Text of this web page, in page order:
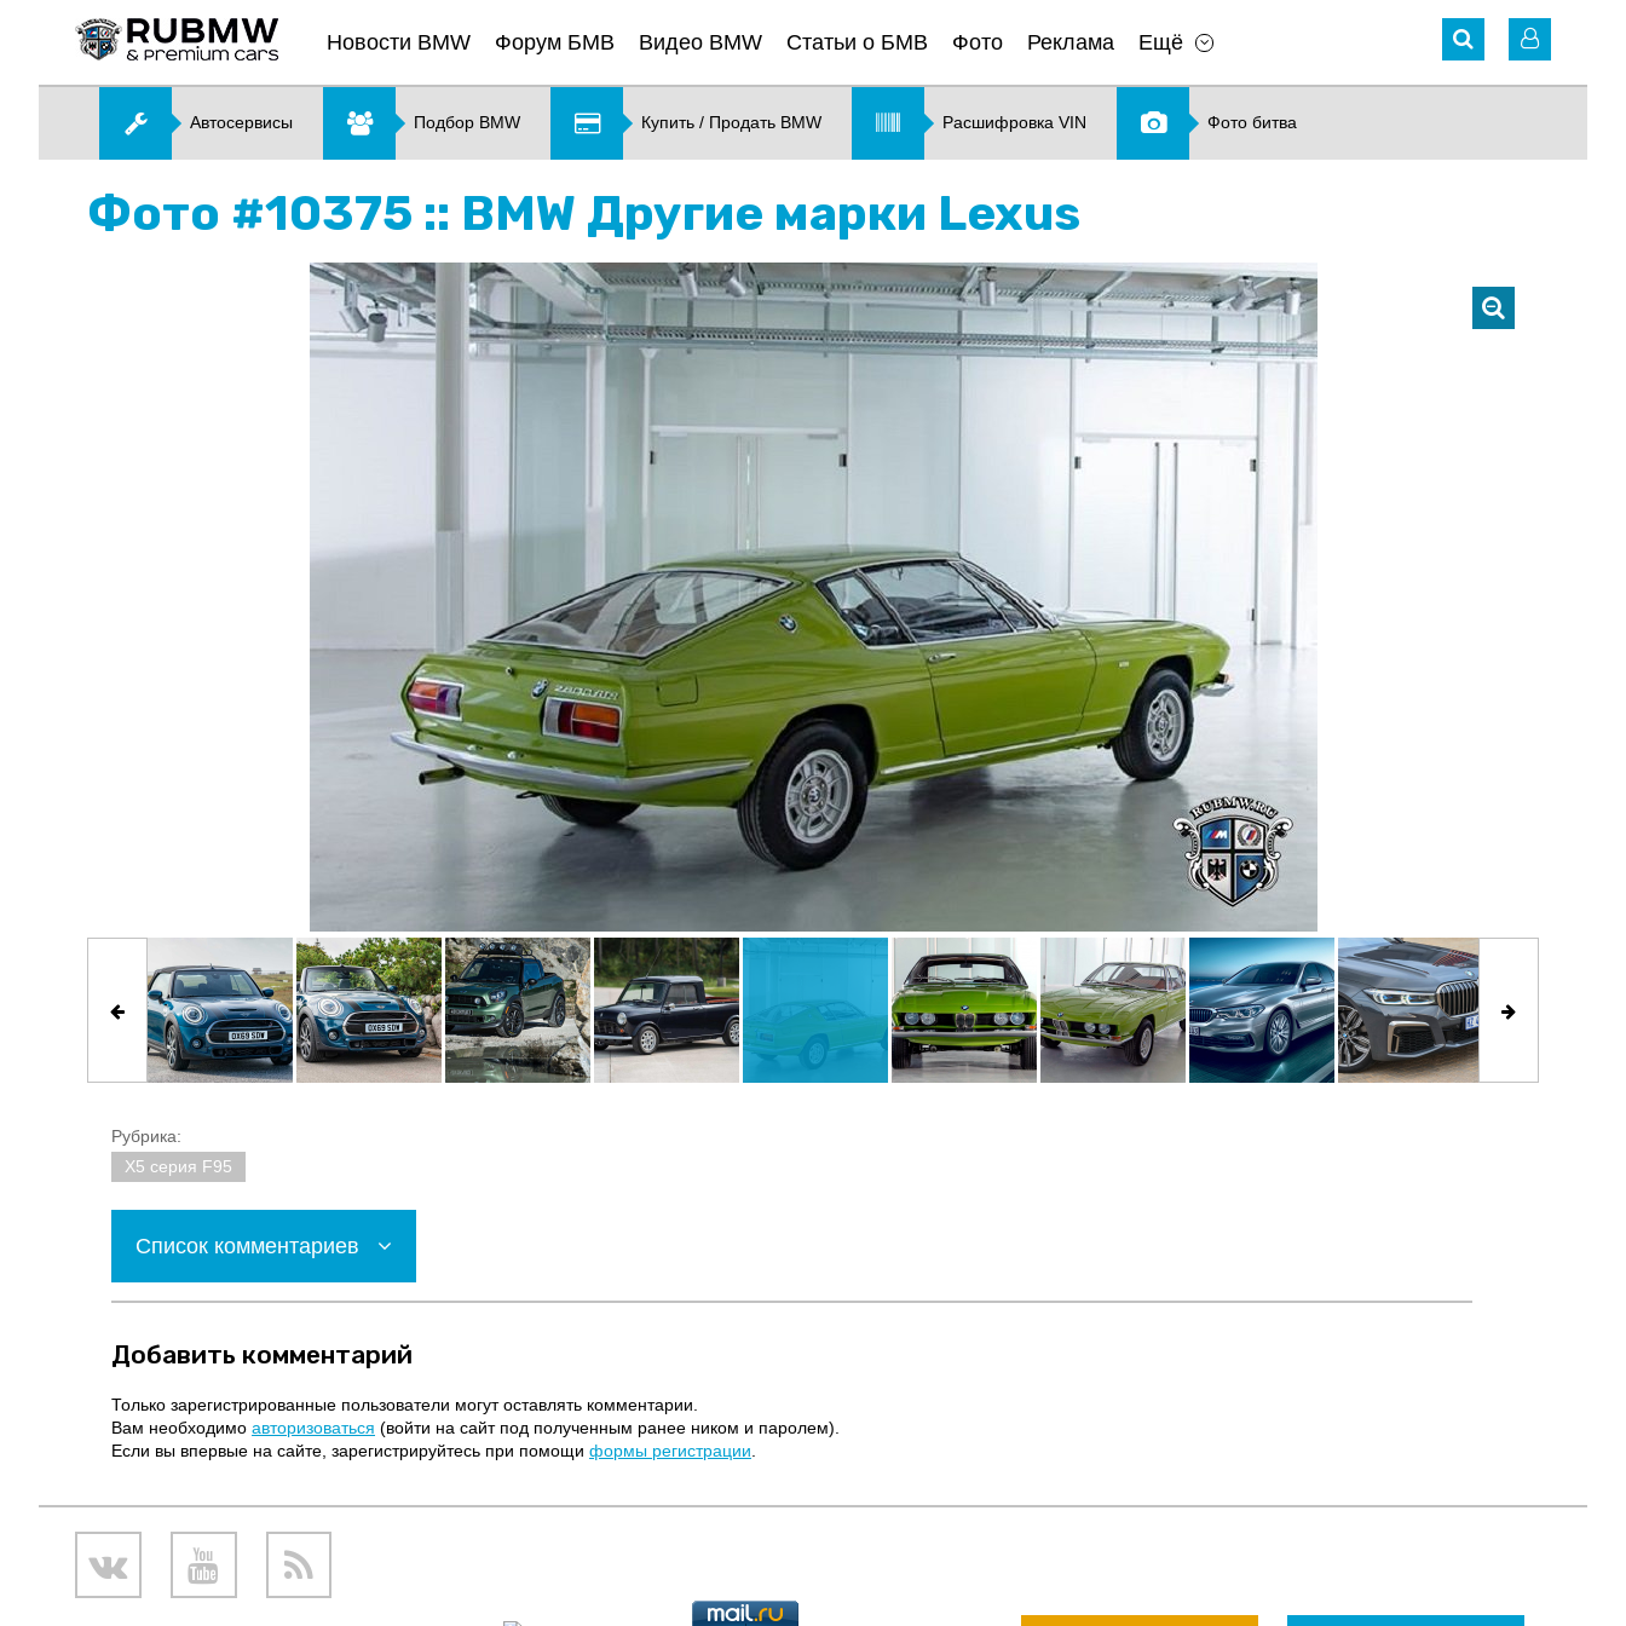
Новости BMW Форум БМВ Видео BMW Статьи о БМВ Фото Реклама Ещё
Автосервисы Подбор BMW Купить / Продать BMW Расшифровка VIN Фото битва
Фото #10375 :: BMW Другие марки Lexus
Рубрика:
X5 серия F95
Список комментариев
Добавить комментарий
Только зарегистрированные пользователи могут оставлять комментарии.
Вам необходимо авторизоваться (войти на сайт под полученным ранее ником и паролем).
Если вы впервые на сайте, зарегистрируйтесь при помощи формы регистрации